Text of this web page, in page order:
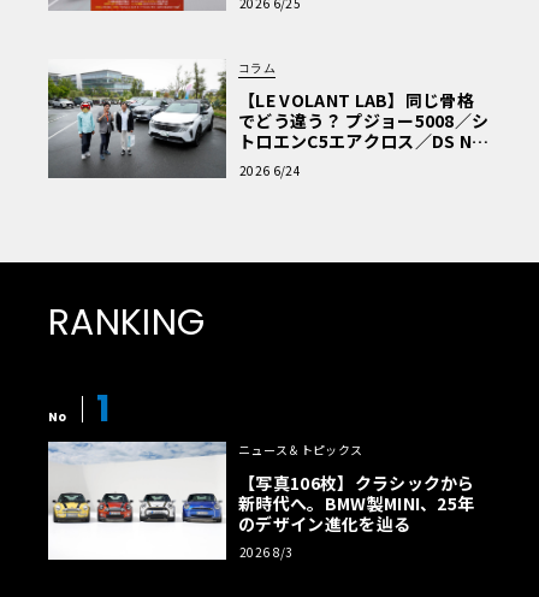
コラム
【LE VOLANT LAB】同じ骨格
でどう違う？ プジョー5008／シ
トロエンC5エアクロス／DS Nº4
読者一気乗りレポート
2026 6/24
RANKING
No 1
ニュース＆トピックス
【写真106枚】クラシックから
新時代へ。BMW製MINI、25年
のデザイン進化を辿る
2026 8/3